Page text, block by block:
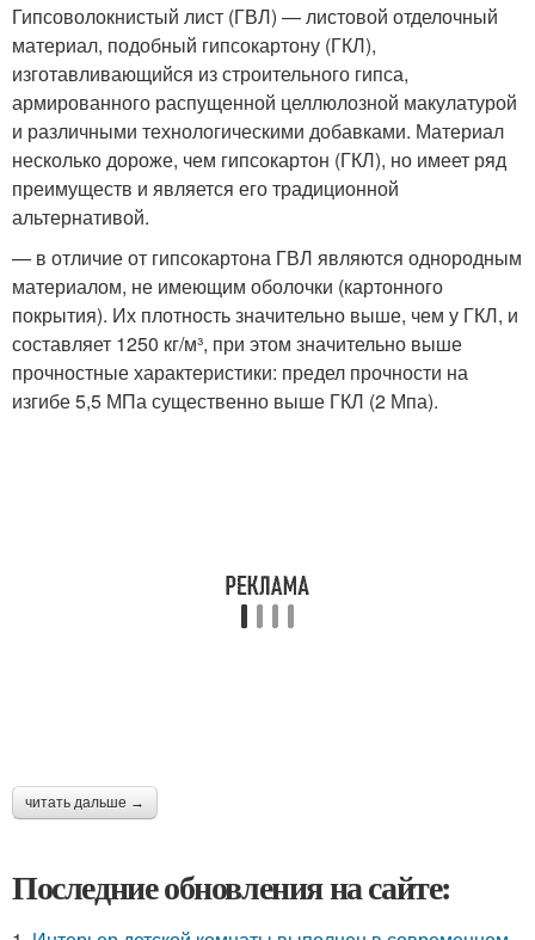
Гипсоволокнистый лист (ГВЛ) — листовой отделочный
материал, подобный гипсокартону (ГКЛ),
изготавливающийся из строительного гипса,
армированного распущенной целлюлозной макулатурой
и различными технологическими добавками. Материал
несколько дороже, чем гипсокартон (ГКЛ), но имеет ряд
преимуществ и является его традиционной
альтернативой.
— в отличие от гипсокартона ГВЛ являются однородным
материалом, не имеющим оболочки (картонного
покрытия). Их плотность значительно выше, чем у ГКЛ, и
составляет 1250 кг/м³, при этом значительно выше
прочностные характеристики: предел прочности на
изгибе 5,5 МПа существенно выше ГКЛ (2 Мпа).
читать дальше →
Последние обновления на сайте: